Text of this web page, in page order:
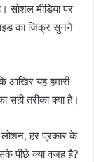
सोशल मीडिया पर
का जिक्र सुनने
आखिर यह हमारी
तरीका क्या है।
लोशन, हर प्रकार के
पीछे क्या वजह है?